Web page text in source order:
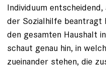
Individuum
der Sozialhilfe beantragt
den gesamten Haushalt
schaut genau hin, in
zueinander stehen, die